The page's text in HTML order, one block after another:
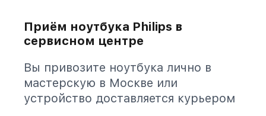
Приём ноутбука Philips в
сервисном центре
Вы привозите ноутбука лично в
мастерскую в Москве или
устройство доставляется курьером